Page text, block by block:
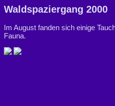
Waldspaziergang 2000
Im August fanden sich einige
Fauna.